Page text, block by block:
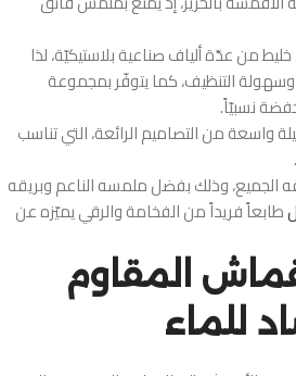
من عدّة ألياف صناعية بلاستيكيّة، لذا
وسهولة التنظيف، كما يتوفّر بمجموعة
نسبيّاً.
واسعة من التصاميم الرائعة، التي تناسب
وذلك بفضل ملمسه الناعم وبريقه
طابعاً فريداً من الفخامة والرقي يميّزه عن
المقاوم
للماء